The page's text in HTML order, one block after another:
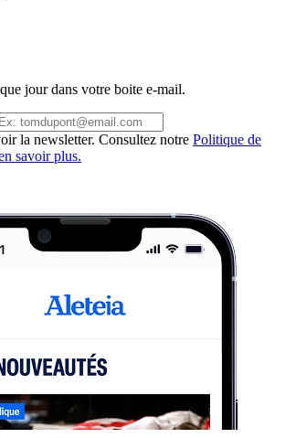
jour dans votre boite e-mail.
la newsletter. Consultez notre Politique de
savoir plus.